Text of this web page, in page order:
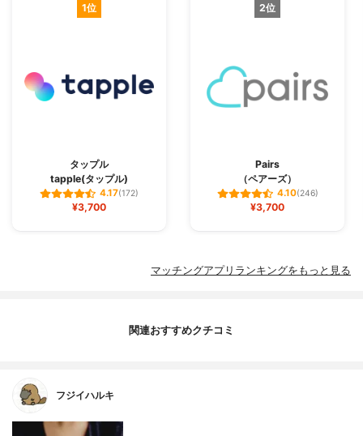
1位
タップル
tapple(タップル)
4.17(172)
¥3,700
2位
Pairs
（ペアーズ）
4.10(246)
¥3,700
マッチングアプリランキングをもっと見る
関連おすすめクチコミ
フジイハルキ